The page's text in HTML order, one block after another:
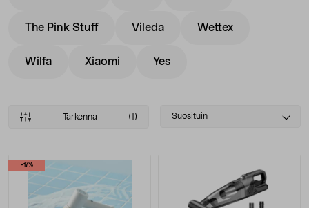
The Pink Stuff Vileda Wettex
Wilfa Xiaomi Yes
Tarkenna (1)
Select
Suosituin
Tuotteet
-17%